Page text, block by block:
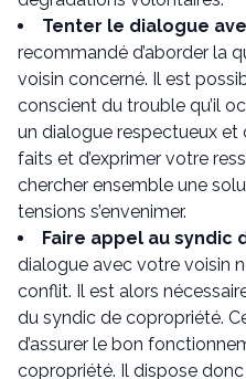
Tenter le dialogue
recommandé d’aborder la
voisin concerné. Il est
conscient du trouble qu’il
un dialogue respectueux et
faits et d’exprimer votre
chercher ensemble une
tensions s’envenimer.
Faire appel au syndic
dialogue avec votre voisin
conflit. Il est alors
du syndic de copropriété.
d’assurer le bon
copropriété. Il dispose